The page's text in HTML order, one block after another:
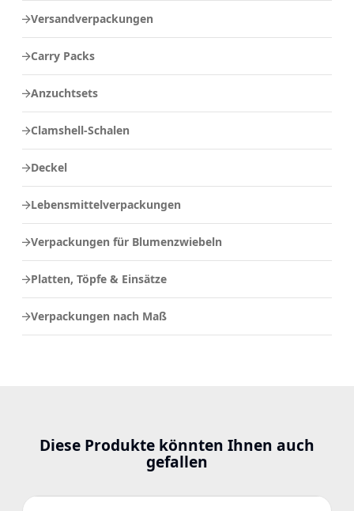
Versandverpackungen
Carry Packs
Anzuchtsets
Clamshell-Schalen
Deckel
Lebensmittelverpackungen
Verpackungen für Blumenzwiebeln
Platten, Töpfe & Einsätze
Verpackungen nach Maß
Diese Produkte könnten Ihnen auch
gefallen